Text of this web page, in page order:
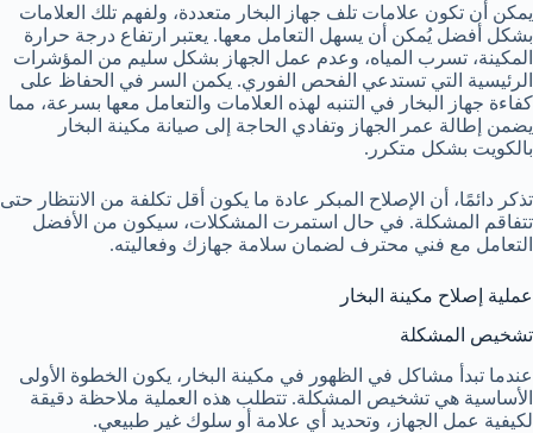
يمكن أن تكون علامات تلف جهاز البخار متعددة، ولفهم تلك العلامات
بشكل أفضل يُمكن أن يسهل التعامل معها. يعتبر ارتفاع درجة حرارة
المكينة، تسرب المياه، وعدم عمل الجهاز بشكل سليم من المؤشرات
الرئيسية التي تستدعي الفحص الفوري. يكمن السر في الحفاظ على
كفاءة جهاز البخار في التنبه لهذه العلامات والتعامل معها بسرعة، مما
يضمن إطالة عمر الجهاز وتفادي الحاجة إلى صيانة مكينة البخار
بالكويت بشكل متكرر.
تذكر دائمًا، أن الإصلاح المبكر عادة ما يكون أقل تكلفة من الانتظار حتى
تتفاقم المشكلة. في حال استمرت المشكلات، سيكون من الأفضل
التعامل مع فني محترف لضمان سلامة جهازك وفعاليته.
عملية إصلاح مكينة البخار
تشخيص المشكلة
عندما تبدأ مشاكل في الظهور في مكينة البخار، يكون الخطوة الأولى
الأساسية هي تشخيص المشكلة. تتطلب هذه العملية ملاحظة دقيقة
لكيفية عمل الجهاز، وتحديد أي علامة أو سلوك غير طبيعي.